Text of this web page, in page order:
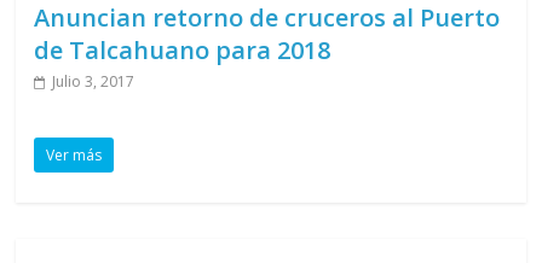
Anuncian retorno de cruceros al Puerto
de Talcahuano para 2018
Julio 3, 2017
Ver más